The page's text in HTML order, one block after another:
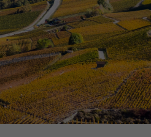
Companies : Welcome!
Imprese : benvenute!